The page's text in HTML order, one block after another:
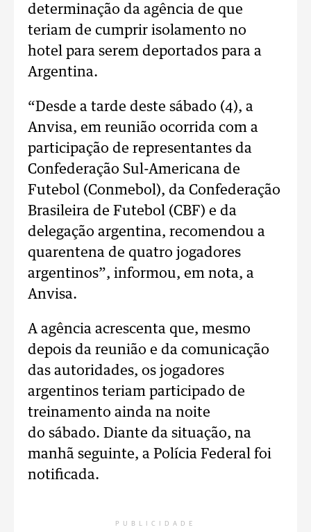
determinação da agência de que
teriam de cumprir isolamento no
hotel para serem deportados para a
Argentina.
“Desde a tarde deste sábado (4), a
Anvisa, em reunião ocorrida com a
participação de representantes da
Confederação Sul-Americana de
Futebol (Conmebol), da Confederação
Brasileira de Futebol (CBF) e da
delegação argentina, recomendou a
quarentena de quatro jogadores
argentinos”, informou, em nota, a
Anvisa.
A agência acrescenta que, mesmo
depois da reunião e da comunicação
das autoridades, os jogadores
argentinos teriam participado de
treinamento ainda na noite
do sábado. Diante da situação, na
manhã seguinte, a Polícia Federal foi
notificada.
PUBLICIDADE